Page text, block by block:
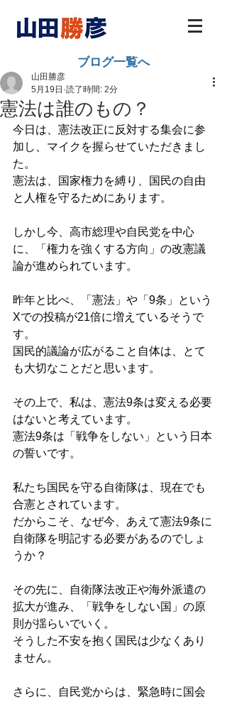
ブログ一覧へ
憲法は誰のもの？
山田勝彦
5月19日 読了時間: 2分
今日は、憲法改正に反対する集会に参
加し、マイクを握らせていただきまし
た。
憲法は、国家権力を縛り、国民の自由
と人権を守るためにあります。
しかし今、高市総理や自民党を中心
に、「権力を強くする方向」の改憲議
論が進められています。
昨年と比べ、「憲法」や「9条」という
Xでの投稿が21倍に増えているそうで
す。
国民的議論が広がること自体は、とて
も大切なことだと思います。
その上で、私は、憲法9条は変える必要
はないと考えています。
憲法9条は「戦争をしない」という日本
の誓いです。
私たち国民を守る自衛隊は、現在でも
合憲とされています。
だからこそ、なぜ今、あえて憲法9条に
自衛隊を明記する必要があるのでしょ
うか？
その先に、自衛隊法改正や海外派遣の
拡大が進み、「戦争をしない国」の原
則が揺らいでいく。
そうした不安を抱く国民は少なくあり
ません。
さらに、自民党からは、緊急時に国会